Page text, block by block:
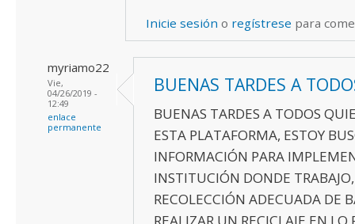
Inicie sesión o regístrese para
myriamo22
Vie,
04/26/2019 -
12:49
enlace
permanente
BUENAS TARDES A
BUENAS TARDES A TODOS
ESTA PLATAFORMA, ESTOY
INFORMACIÓN PARA
INSTITUCIÓN DONDE
RECOLECCIÓN ADECUADA DE